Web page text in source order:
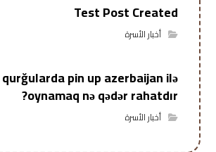
Test Post Created
أخبار الأسرة
pin up azerbaijan ilə
oynamaq nə qədər rahatdır?
أخبار الأسرة